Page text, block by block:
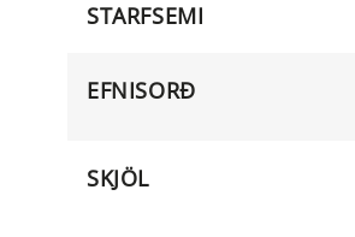
STARFSEMI
EFNISORÐ
SKJÖL